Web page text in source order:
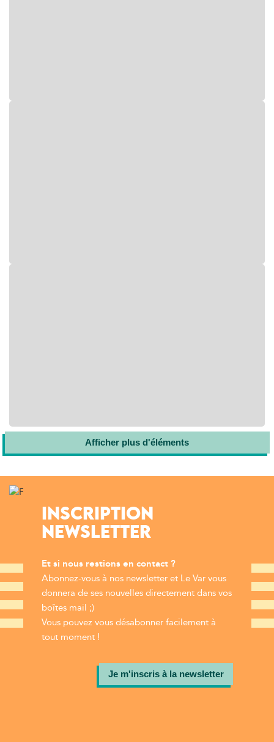
Afficher plus d'éléments
INSCRIPTION
NEWSLETTER
Et si nous restions en contact ?
Abonnez-vous à nos newsletter et Le Var vous
donnera de ses nouvelles directement dans vos
boîtes mail ;)
Vous pouvez vous désabonner facilement à
tout moment !
Je m'inscris à la newsletter